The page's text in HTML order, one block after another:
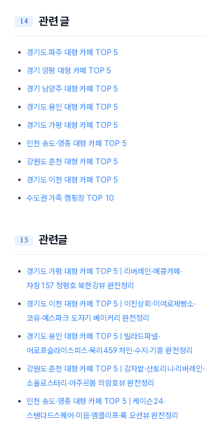
관련 글
경기도 파주 대형 카페 TOP 5
경기 양평 대형 카페 TOP 5
경기 남양주 대형 카페 TOP 5
경기도 용인 대형 카페 TOP 5
경기도 가평 대형 카페 TOP 5
인천 송도·영종 대형 카페 TOP 5
강원도 춘천 대형 카페 TOP 5
경기도 이천 대형 카페 TOP 5
수도권 가족 캠핑장 TOP 10
관련글
경기도 가평 대형 카페 TOP 5 | 리버레인·메콩카페·
자잠157 청평호 북한강뷰 완전정리
경기도 이천 대형 카페 TOP 5 | 이진상회·이여로제빵소·
코유·예스파크 도자기 베이커리 완전정리
경기도 용인 대형 카페 TOP 5 | 빌라드파넬·
어로프슬라이스피스·묵리459 처인·수지·기흥 완전정리
강원도 춘천 대형 카페 TOP 5 | 감자밭·산토리니·리버레인·
소울로스터리·아주르봄 의암호뷰 완전정리
인천 송도·영종 대형 카페 TOP 5 | 케이슨24·
스탠다드스퀘어·미음·엠클리프·륙 오션뷰 완전정리